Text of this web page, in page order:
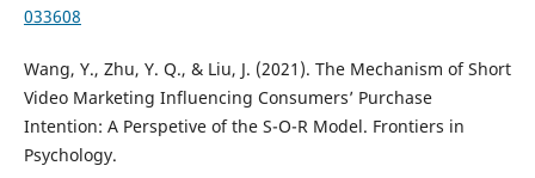
033608
Wang, Y., Zhu, Y. Q., & Liu, J. (2021). The Mechanism of Short
Video Marketing Influencing Consumers’ Purchase
Intention: A Perspetive of the S-O-R Model. Frontiers in
Psychology.